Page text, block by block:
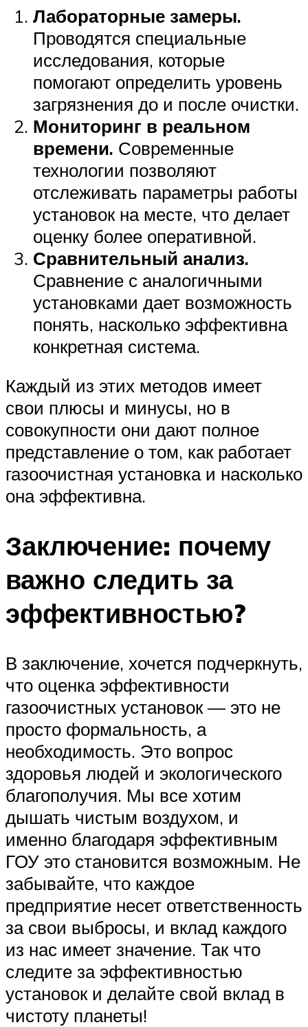
Лабораторные замеры.
Проводятся специальные
исследования, которые
помогают определить уровень
загрязнения до и после очистки.
Мониторинг в реальном
времени. Современные
технологии позволяют
отслеживать параметры работы
установок на месте, что делает
оценку более оперативной.
Сравнительный анализ.
Сравнение с аналогичными
установками дает возможность
понять, насколько эффективна
конкретная система.
Каждый из этих методов имеет
свои плюсы и минусы, но в
совокупности они дают полное
представление о том, как работает
газоочистная установка и насколько
она эффективна.
Заключение: почему
важно следить за
эффективностью?
В заключение, хочется подчеркнуть,
что оценка эффективности
газоочистных установок — это не
просто формальность, а
необходимость. Это вопрос
здоровья людей и экологического
благополучия. Мы все хотим
дышать чистым воздухом, и
именно благодаря эффективным
ГОУ это становится возможным. Не
забывайте, что каждое
предприятие несет ответственность
за свои выбросы, и вклад каждого
из нас имеет значение. Так что
следите за эффективностью
установок и делайте свой вклад в
чистоту планеты!